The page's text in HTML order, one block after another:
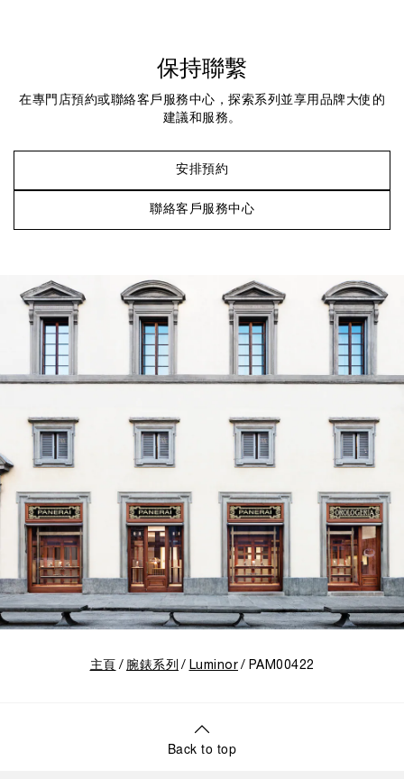
保持聯繫
在專門店預約或聯絡客戶服務中心，探索系列並享用品牌大使的
建議和服務。
安排預約
聯絡客戶服務中心
主頁 腕錶系列 Luminor PAM00422
Back to top